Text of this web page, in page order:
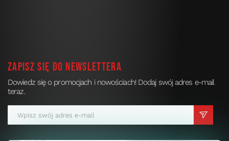
Zapisz się do newslettera
Dowiedz się o promocjach i nowościach! Dodaj swój adres e-mail
teraz.